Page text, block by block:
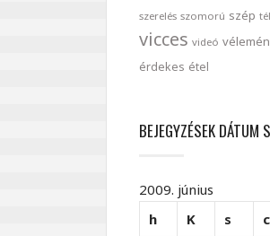
szerelés szomorú szép tél
vicces videó
érdekes étel
BEJEGYZÉSEK DÁTUM
2009. június
h
K s c